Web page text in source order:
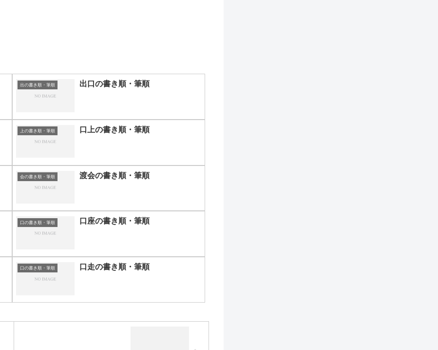
出の書き順・筆順 出口の書き順・筆順
上の書き順・筆順 口上の書き順・筆順
会の書き順・筆順 渡会の書き順・筆順
口の書き順・筆順 口座の書き順・筆順
口の書き順・筆順 口走の書き順・筆順